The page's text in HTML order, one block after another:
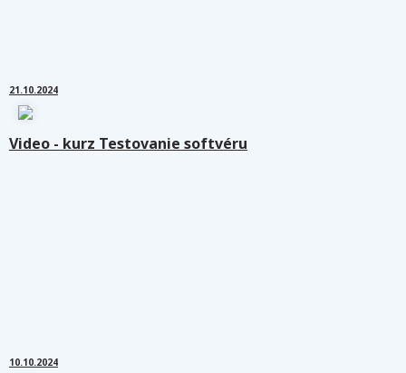
21.10.2024
Video - kurz Testovanie softvéru
10.10.2024